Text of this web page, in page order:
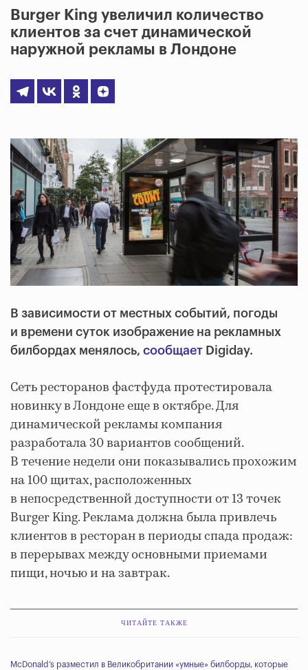
Burger King увеличил количество
клиентов за счет динамической
наружной рекламы в Лондоне
В зависимости от местных событий, погоды
и времени суток изображение на рекламных
билбордах менялось, сообщает Digiday.
Сеть ресторанов фастфуда протестировала
новинку в Лондоне еще в октябре. Для
динамической рекламы компания
разработала 30 вариантов сообщений.
В течение недели они показывались прохожим
на 100 щитах, расположенных
в непосредственной доступности от 13 точек
Burger King. Реклама должна была привлечь
клиентов в ресторан в периоды спада продаж:
в перерывах между основными приемами
пищи, ночью и на завтрак.
ЧИТАЙТЕ ТАКЖЕ
McDonald’s разместил в Великобритании «умные» билборды, которые